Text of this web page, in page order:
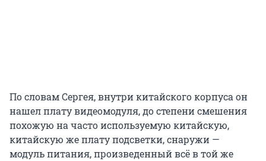
По словам Сергея, внутри китайского корпуса он
нашел плату видеомодуля, до степени смешения
похожую на часто используемую китайскую,
китайскую же плату подсветки, снаружи —
модуль питания, произведенный всё в той же